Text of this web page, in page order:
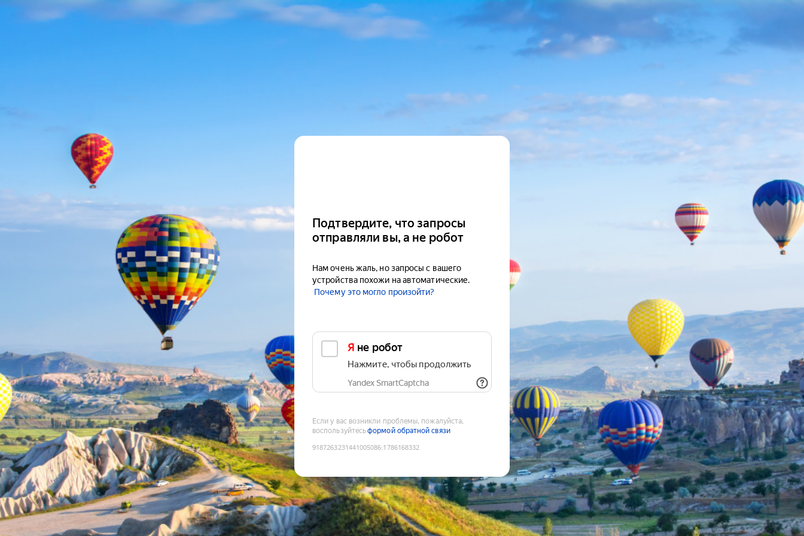
Подтвердите, что запросы
отправляли вы, а не робот
Нам очень жаль, но запросы с вашего
устройства похожи на автоматические.
Почему это могло произойти?
Я не робот
Нажмите, чтобы продолжить
Yandex SmartCaptcha
Если у вас возникли проблемы, пожалуйста,
воспользуйтесьформой обратной связи
9187263231441005086:1786168332